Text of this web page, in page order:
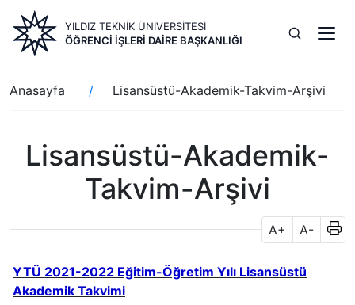
içeriğe
atla
YILDIZ TEKNİK ÜNİVERSİTESİ
ÖĞRENCI İŞLERI DAIRE BAŞKANLIĞI
Sayfa
yolu
Anasayfa Lisansüstü-Akademik-Takvim-Arşivi
Lisansüstü-Akademik-
Takvim-Arşivi
A+ A-
YTÜ 2021-2022 Eğitim-Öğretim Yılı Lisansüstü
Akademik Takvimi